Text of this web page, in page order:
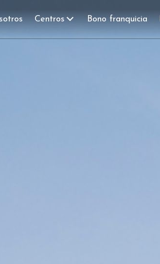
Centros Bono franquicia